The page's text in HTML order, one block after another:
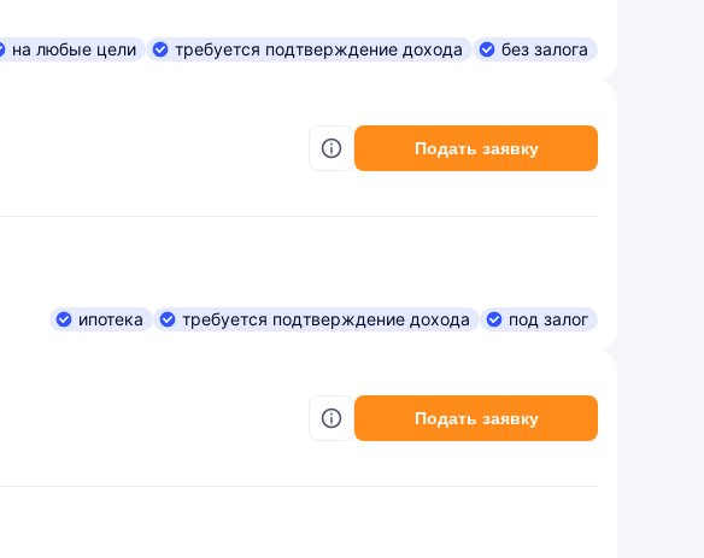
на любые цели требуется подтверждение дохода без залога
Подать заявку
ипотека требуется подтверждение дохода под залог
Подать заявку